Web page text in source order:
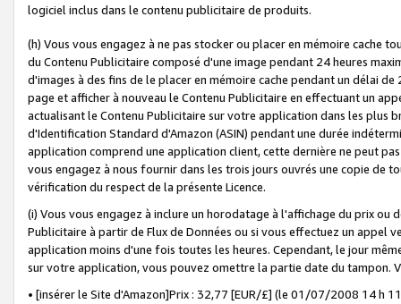
logiciel inclus dans le contenu publicitaire de produits.
(h) Vous vous engagez à ne pas stocker ou placer en mémoire cache
du Contenu Publicitaire composé d'une image pendant 24 heures
d'images à des fins de le placer en mémoire cache pendant un délai
page et afficher à nouveau le Contenu Publicitaire en effectuant un
actualisant le Contenu Publicitaire sur votre application dans les plus
d'Identification Standard d'Amazon (ASIN) pendant une durée
application comprend une application client, cette dernière ne peut
vous engagez à nous fournir dans les trois jours ouvrés une copie de
vérification du respect de la présente Licence.
(i) Vous vous engagez à inclure un horodatage à l'affichage du prix
Publicitaire à partir de Flux de Données ou si vous effectuez un appel
application moins d'une fois toutes les heures. Cependant, le jour
sur votre application, vous pouvez omettre la partie date du tampon.
• [insérer le Site d'Amazon]Prix : 32,77 [EUR/£] (le 01/07/2008 14 h